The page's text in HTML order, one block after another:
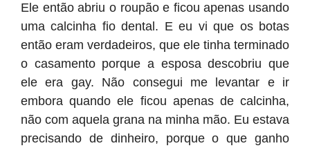
Ele então abriu o roupão e ficou apenas usando
uma calcinha fio dental. E eu vi que os botas
então eram verdadeiros, que ele tinha terminado
o casamento porque a esposa descobriu que
ele era gay. Não consegui me levantar e ir
embora quando ele ficou apenas de calcinha,
não com aquela grana na minha mão. Eu estava
precisando de dinheiro, porque o que ganho